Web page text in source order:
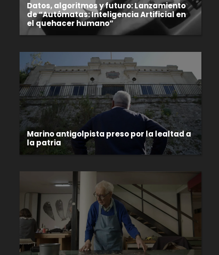
Datos, algoritmos y futuro: Lanzamiento
de “Autómatas: Inteligencia Artificial en
el quehacer humano”
Marino antigolpista preso por la lealtad a
la patria